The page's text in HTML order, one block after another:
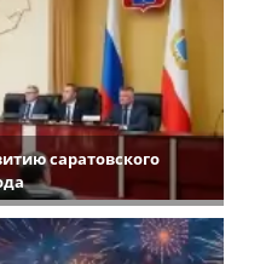
саратовского